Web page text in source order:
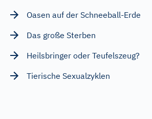
Oasen auf der Schneeball-Erde
Das große Sterben
Heilsbringer oder Teufelszeug?
Tierische Sexualzyklen